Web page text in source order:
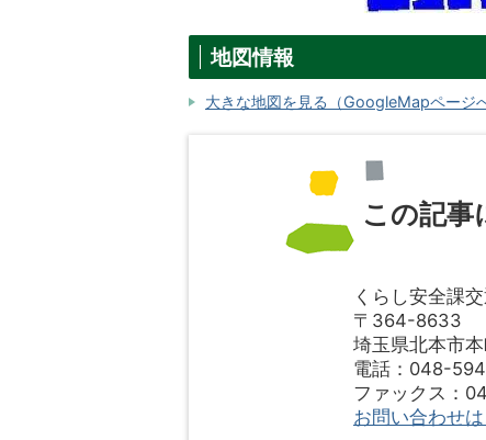
地図情報
大きな地図を見る（GoogleMapページへ
この記事
くらし安全課
〒364-8633
埼玉県北本市本
電話：048-
ファックス：
お問い合わせ